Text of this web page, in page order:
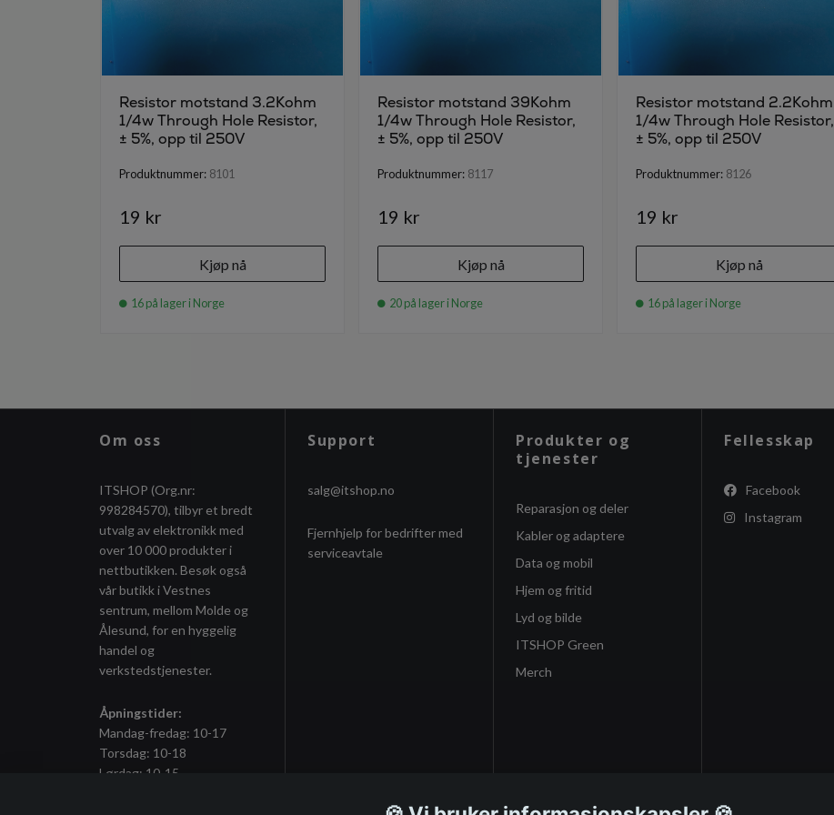
Resistor motstand 3.2Kohm
1/4w Through Hole Resistor,
± 5%, opp til 250V
Produktnummer: 8101
19 kr
Kjøp nå
16 på lager i Norge
Resistor motstand 39Kohm
1/4w Through Hole Resistor,
± 5%, opp til 250V
Produktnummer: 8117
19 kr
Kjøp nå
20 på lager i Norge
Resistor motstand 2.2Kohm
1/4w Through Hole Resistor,
± 5%, opp til 250V
Produktnummer: 8126
19 kr
Kjøp nå
16 på lager i Norge
Om oss
ITSHOP (Org.nr:
998284570), tilbyr et bredt
utvalg av elektronikk med
over 10 000 produkter i
nettbutikken. Besøk også
vår butikk i Vestnes
sentrum, mellom Molde og
Ålesund, for en hyggelig
handel og
verkstedstjenester.
Åpningstider:
Mandag-fredag: 10-17
Torsdag: 10-18
Lørdag: 10-15
Support
salg@itshop.no
Fjernhjelp for bedrifter med
serviceavtale
Produkter og
tjenester
Reparasjon og deler
Kabler og adaptere
Data og mobil
Hjem og fritid
Lyd og bilde
ITSHOP Green
Merch
Fellesskap
Facebook
Instagram